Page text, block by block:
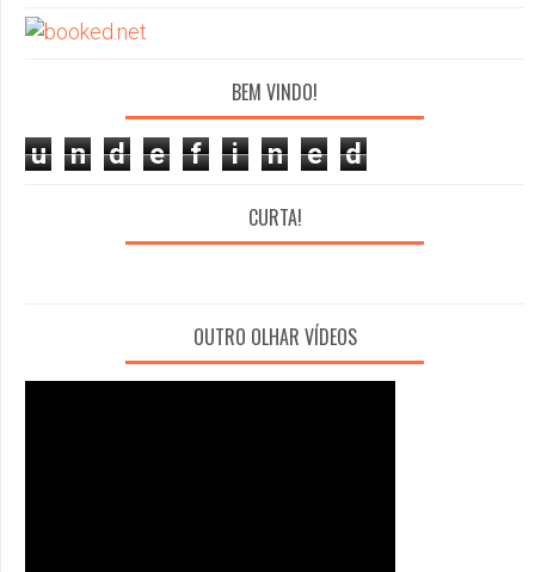
BEM VINDO!
u n d e f i n e d
CURTA!
OUTRO OLHAR VÍDEOS